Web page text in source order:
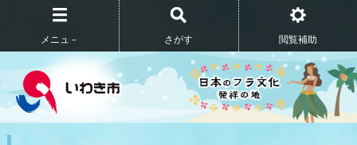
メニュ－ さがす 閲覧補助